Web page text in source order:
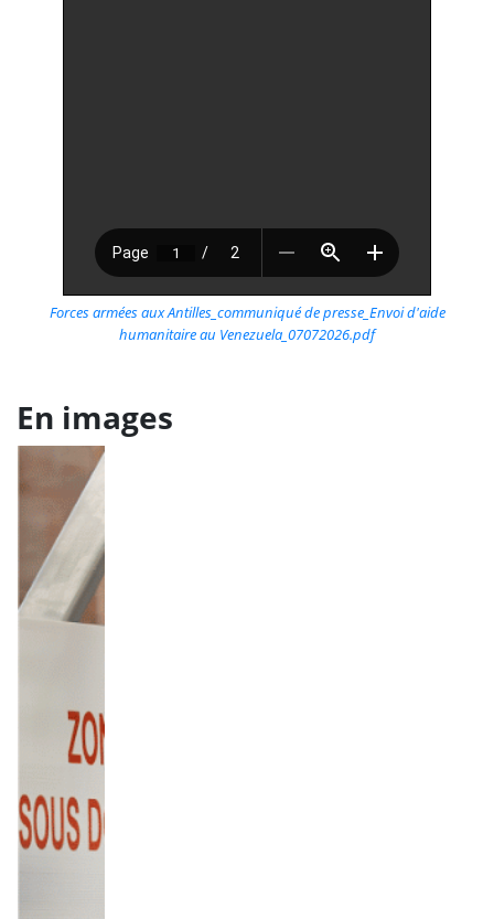
Forces armées aux Antilles_communiqué de presse_Envoi d'aide
humanitaire au Venezuela_07072026.pdf
En images